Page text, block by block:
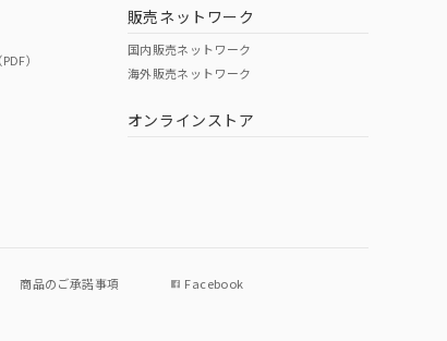
O
）
販売ネットワーク
国内販売ネットワーク
海外販売ネットワーク
オンラインストア
商品のご承諾事項 Facebook